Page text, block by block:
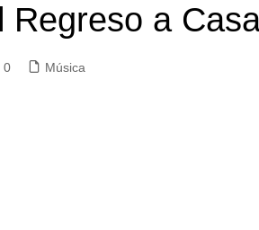
Regreso a
0 Música